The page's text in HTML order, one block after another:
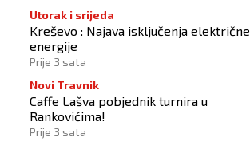
Utorak i srijeda
Kreševo : Najava isključenja električne
energije
Prije 3 sata
Novi Travnik
Caffe Lašva pobjednik turnira u
Rankovićima!
Prije 3 sata